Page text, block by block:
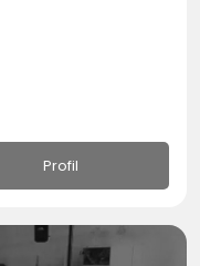
Profil